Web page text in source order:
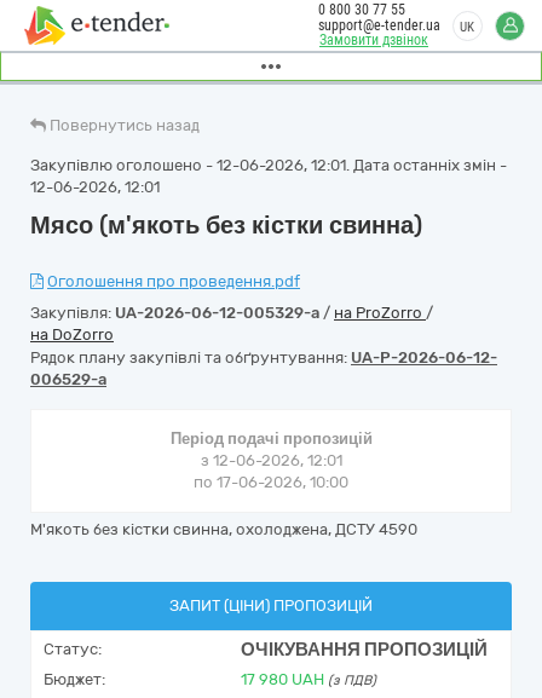
Замовити дзвінок
0 800 30 77 55
support@e-tender.ua
UK
Повернутись назад
Закупівлю оголошено - 12-06-2026, 12:01. Дата останніх змін -
12-06-2026, 12:01
Мясо (м'якоть без кістки свинна)
Оголошення про проведення.pdf
Закупівля: UA-2026-06-12-005329-a / на ProZorro /
на DoZorro
Рядок плану закупівлі та обґрунтування: UA-P-2026-06-12-
006529-a
Період подачі пропозицій
з 12-06-2026, 12:01
по 17-06-2026, 10:00
М'якоть без кістки свинна, охолоджена, ДСТУ 4590
ЗАПИТ (ЦІНИ) ПРОПОЗИЦІЙ
Статус: ОЧІКУВАННЯ ПРОПОЗИЦІЙ
Бюджет: 17 980 UAH (з ПДВ)